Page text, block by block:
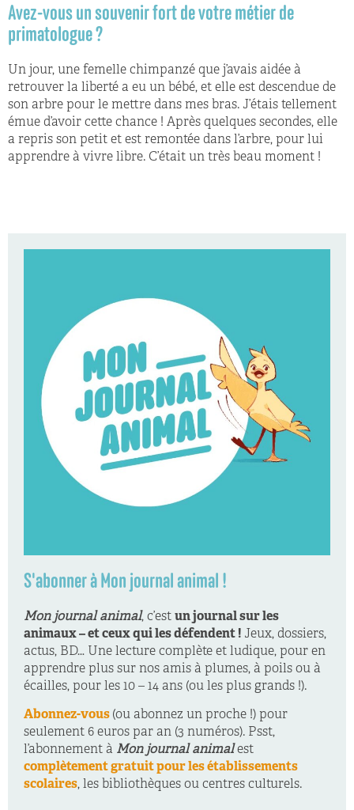
Avez-vous un souvenir fort de votre métier de
primatologue ?
Un jour, une femelle chimpanzé que j’avais aidée à
retrouver la liberté a eu un bébé, et elle est descendue de
son arbre pour le mettre dans mes bras. J’étais tellement
émue d’avoir cette chance ! Après quelques secondes, elle
a repris son petit et est remontée dans l’arbre, pour lui
apprendre à vivre libre. C’était un très beau moment !
S'abonner à Mon journal animal !
Mon journal animal, c’est un journal sur les
animaux – et ceux qui les défendent ! Jeux, dossiers,
actus, BD… Une lecture complète et ludique, pour en
apprendre plus sur nos amis à plumes, à poils ou à
écailles, pour les 10 – 14 ans (ou les plus grands !).
Abonnez-vous (ou abonnez un proche !) pour
seulement 6 euros par an (3 numéros). Psst,
l’abonnement à Mon journal animalest
complètement gratuit pour les établissements
scolaires, les bibliothèques ou centres culturels.